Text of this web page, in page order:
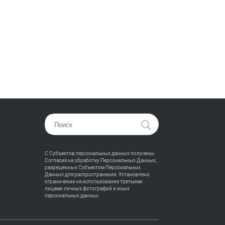
С Субъектов персональных данных получены
Согласия на обработку Персональных Данных,
разрешенных Субъектом Персональных
Данных для распространения. Установлено
ограничение на использование третьими
лицами личных фотографий и иных
персональных данных.